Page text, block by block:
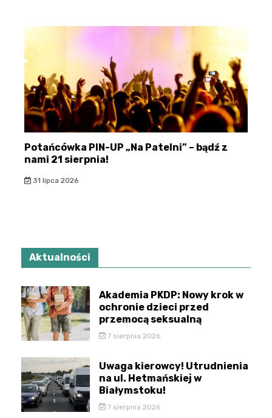
Potańcówka PIN-UP „Na Patelni” – bądź z
nami 21 sierpnia!
31 lipca 2026
Aktualności
Akademia PKDP: Nowy krok w
ochronie dzieci przed
przemocą seksualną
7 sierpnia 2026
Uwaga kierowcy! Utrudnienia
na ul. Hetmańskiej w
Białymstoku!
7 sierpnia 2026